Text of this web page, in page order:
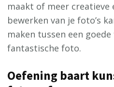
maakt of meer
bewerken van je foto’s
maken tussen een
fantastische foto.
Oefening baart